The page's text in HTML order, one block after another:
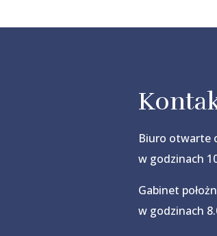
Biuro otwarte
w godzinach
Gabinet
w godzinach